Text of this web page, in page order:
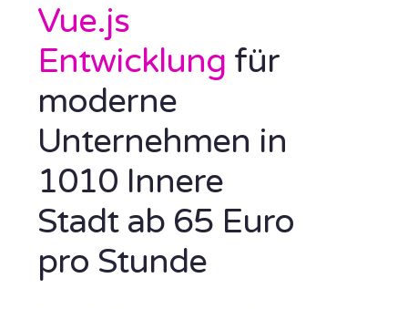
Vue.js
Entwicklung für
moderne
Unternehmen in
1010 Innere
Stadt ab 65 Euro
pro Stunde